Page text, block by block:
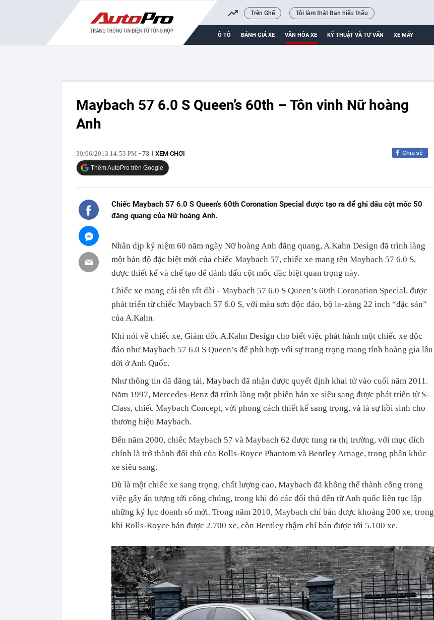
Trên Ghế Tôi làm thật Bạn hiểu thấu
Ô TÔ ĐÁNH GIÁ XE VĂN HÓA XE KỸ THUẬT VÀ TƯ VẤN XE MÁY
Maybach 57 6.0 S Queen’s 60th – Tôn vinh Nữ hoàng
Anh
30/06/2013 14:53 PM - 73 XEM CHƠI Chia sẻ
Thêm AutoPro trên Google
Chiếc Maybach 57 6.0 S Queen’s 60th Coronation Special được tạo ra để ghi dấu cột mốc 50
đăng quang của Nữ hoàng Anh.
Nhân dịp kỷ niệm 60 năm ngày Nữ hoàng Anh đăng quang, A.Kahn Design đã trình làng
một bản độ đặc biệt mới của chiếc Maybach 57, chiếc xe mang tên Maybach 57 6.0 S,
được thiết kế và chế tạo để đánh dấu cột mốc đặc biệt quan trọng này.
Chiếc xe mang cái tên rất dài - Maybach 57 6.0 S Queen’s 60th Coronation Special, được
phát triển từ chiếc Maybach 57 6.0 S, với màu sơn độc đáo, bộ la-zăng 22 inch “đặc sản”
của A.Kahn.
Khi nói về chiếc xe, Giám đốc A.Kahn Design cho biết việc phát hành một chiếc xe độc
đáo như Maybach 57 6.0 S Queen’s để phù hợp với sự trang trọng mang tính hoàng gia lâu
đời ở Anh Quốc.
Như thông tin đã đăng tải, Maybach đã nhận được quyết định khai tử vào cuối năm 2011.
Năm 1997, Mercedes-Benz đã trình làng một phiên bản xe siêu sang được phát triển từ S-
Class, chiếc Maybach Concept, với phong cách thiết kế sang trọng, và là sự hồi sinh cho
thương hiệu Maybach.
Đến năm 2000, chiếc Maybach 57 và Maybach 62 được tung ra thị trường, với mục đích
chính là trở thành đối thủ của Rolls-Royce Phantom và Bentley Arnage, trong phân khúc
xe siêu sang.
Dù là một chiếc xe sang trọng, chất lượng cao, Maybach đã không thể thành công trong
việc gây ấn tượng tới công chúng, trong khi đó các đối thủ đến từ Anh quốc liên tục lập
những kỷ lục doanh số mới. Trong năm 2010, Maybach chỉ bán được khoảng 200 xe, trong
khi Rolls-Royce bán được 2.700 xe, còn Bentley thậm chí bán được tới 5.100 xe.